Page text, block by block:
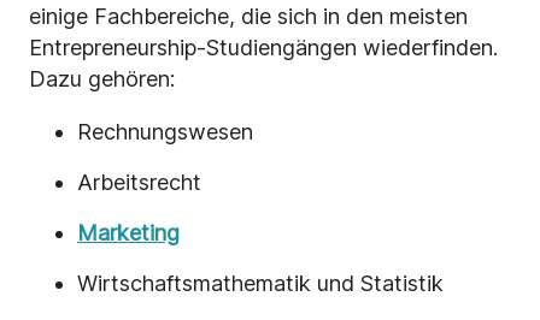
einige Fachbereiche, die sich in den meisten
Entrepreneurship-Studiengängen wiederfinden.
Dazu gehören:
Rechnungswesen
Arbeitsrecht
Marketing
Wirtschaftsmathematik und Statistik